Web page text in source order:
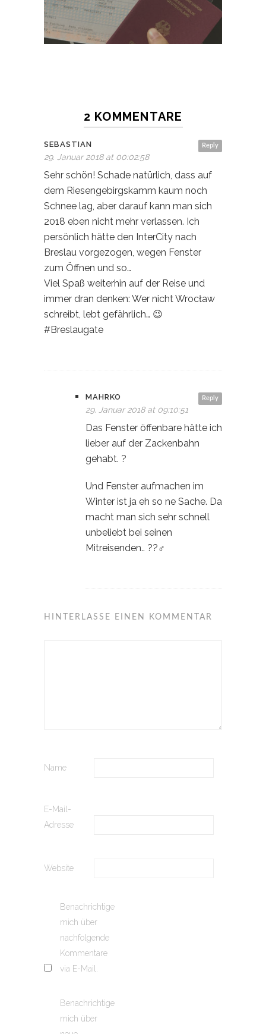
2 KOMMENTARE
Reply
SEBASTIAN
29. Januar 2018 at 00:02:58
Sehr schön! Schade natürlich, dass auf
dem Riesengebirgskamm kaum noch
Schnee lag, aber darauf kann man sich
2018 eben nicht mehr verlassen. Ich
persönlich hätte den InterCity nach
Breslau vorgezogen, wegen Fenster
zum Öffnen und so…
Viel Spaß weiterhin auf der Reise und
immer dran denken: Wer nicht Wrocław
schreibt, lebt gefährlich… 😉
#Breslaugate
Reply
MAHRKO
29. Januar 2018 at 09:10:51
Das Fenster öffenbare hätte ich
lieber auf der Zackenbahn
gehabt. ?
Und Fenster aufmachen im
Winter ist ja eh so ne Sache. Da
macht man sich sehr schnell
unbeliebt bei seinen
Mitreisenden.. ??‍♂️
HINTERLASSE EINEN KOMMENTAR
Name
E-Mail-
Adresse
Website
Benachrichtige
mich über
nachfolgende
Kommentare
via E-Mail.
Benachrichtige
mich über